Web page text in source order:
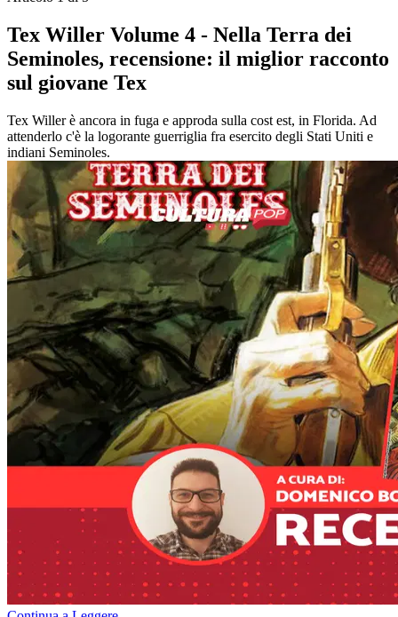
Tex Willer Volume 4 - Nella Terra dei
Seminoles, recensione: il miglior racconto
sul giovane Tex
Tex Willer è ancora in fuga e approda sulla cost est, in Florida. Ad
attenderlo c'è la logorante guerriglia fra esercito degli Stati Uniti e
indiani Seminoles.